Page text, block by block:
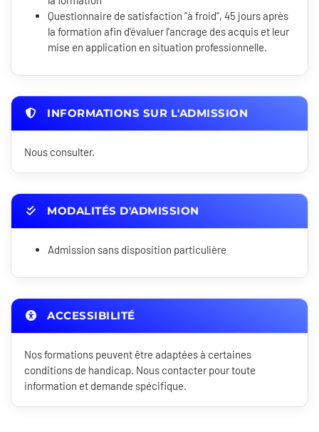
Questionnaire de satisfaction "à froid", 45 jours après
la formation afin d'évaluer l'ancrage des acquis et leur
mise en application en situation professionnelle.
INFORMATIONS SUR L'ADMISSION
Nous consulter.
MODALITÉS D'ADMISSION
Admission sans disposition particulière
ACCESSIBILITÉ
Nos formations peuvent être adaptées à certaines
conditions de handicap. Nous contacter pour toute
information et demande spécifique.